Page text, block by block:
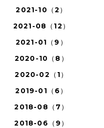
2021-10（2）
2021-08（12）
2021-01（9）
2020-10（8）
2020-02（1）
2019-01（6）
2018-08（7）
2018-06（9）